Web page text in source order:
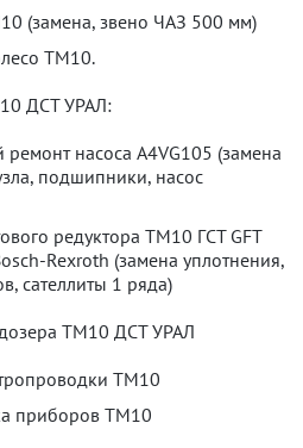
(замена, звено ЧАЗ 500 мм)
ТМ10.
ДСТ УРАЛ:
ремонт насоса A4VG105 (замена
подшипники, насос
редуктора ТМ10 ГСТ GFT
Rexroth (замена уплотнения,
сателлиты 1 ряда)
ТМ10 ДСТ УРАЛ
ТМ10
приборов ТМ10